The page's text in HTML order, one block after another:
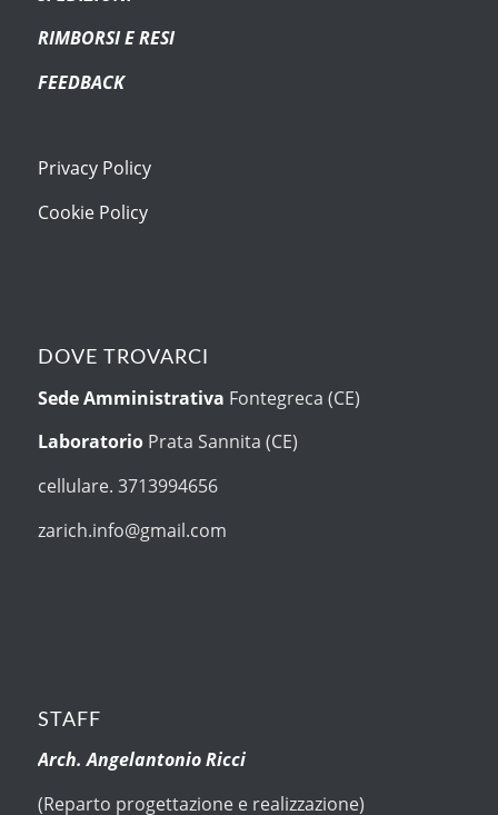
RIMBORSI E RESI
FEEDBACK
Privacy Policy
Cookie Policy
DOVE TROVARCI
Sede Amministrativa Fontegreca (CE)
Laboratorio Prata Sannita (CE)
cellulare. 3713994656
zarich.info@gmail.com
STAFF
Arch. Angelantonio Ricci
(Reparto progettazione e realizzazione)